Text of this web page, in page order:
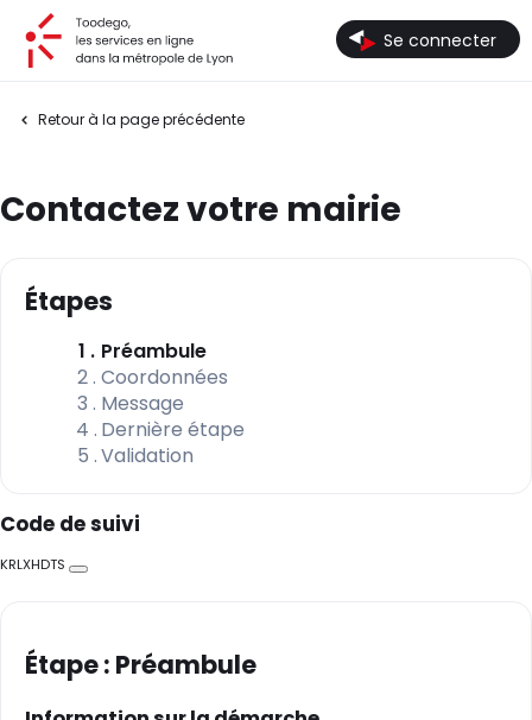
Se connecter
Retour à la page précédente
Contactez votre mairie
Code de suivi
KRLXHDTS
Copier
Étapes
1 Préambule(étape courante)
2 Coordonnées
3 Message
4 Dernière étape
5 Validation
Étape : Préambule